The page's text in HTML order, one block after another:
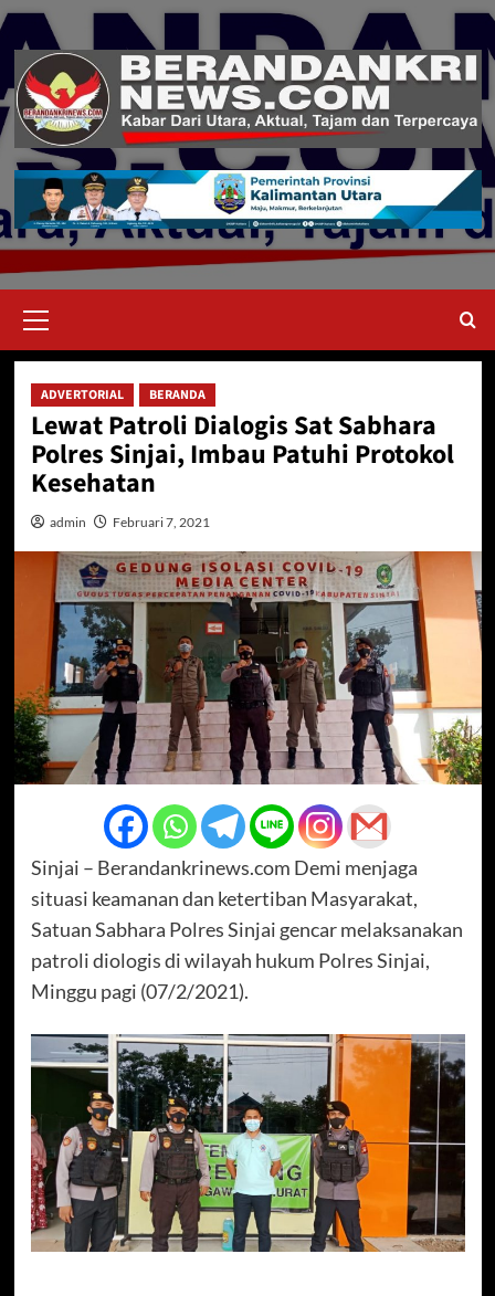
Skip
content
Menu
ADVERTORIAL BERANDA
Lewat Patroli Dialogis Sat Sabhara
Polres Sinjai, Imbau Patuhi Protokol
Kesehatan
admin Februari 7, 2021
Sinjai – Berandankrinews.com Demi menjaga
situasi keamanan dan ketertiban Masyarakat,
Satuan Sabhara Polres Sinjai gencar melaksanakan
patroli diologis di wilayah hukum Polres Sinjai,
Minggu pagi (07/2/2021).